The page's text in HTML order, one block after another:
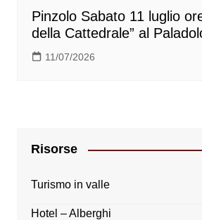
Pinzolo Sabato 11 luglio
della Cattedrale” al
11/07/2026
Risorse
Turismo in valle
Hotel – Alberghi